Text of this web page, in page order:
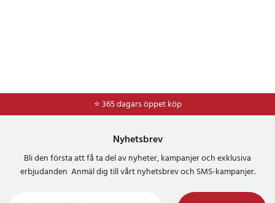
⭐ 365 dagars öppet köp
⭐Frakt 49kr *
Nyhetsbrev
Bli den första att få ta del av nyheter, kampanjer och exklusiva
erbjudanden Anmäl dig till vårt nyhetsbrev och SMS-kampanjer.